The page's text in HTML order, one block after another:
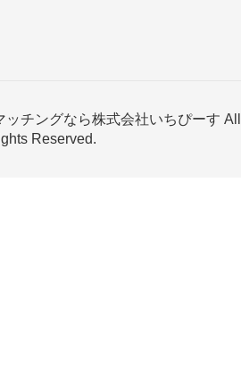
チングなら株式会社いちぴーす All
Reserved.